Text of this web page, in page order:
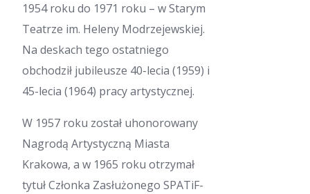
1954 roku do 1971 roku – w Starym
Teatrze im. Heleny Modrzejewskiej.
Na deskach tego ostatniego
obchodził jubileusze 40-lecia (1959) i
45-lecia (1964) pracy artystycznej.
W 1957 roku został uhonorowany
Nagrodą Artystyczną Miasta
Krakowa, a w 1965 roku otrzymał
tytuł Członka Zasłużonego SPATiF-